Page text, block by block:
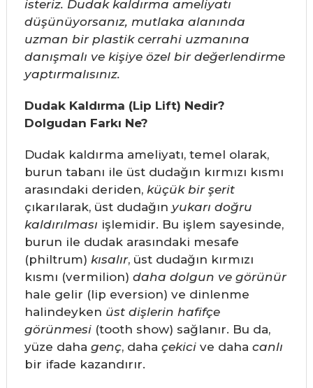
isteriz. Dudak kaldırma ameliyatı
düşünüyorsanız, mutlaka alanında
uzman bir plastik cerrahi uzmanına
danışmalı ve kişiye özel bir değerlendirme
yaptırmalısınız.
Dudak Kaldırma (Lip Lift) Nedir?
Dolgudan Farkı Ne?
Dudak kaldırma ameliyatı, temel olarak,
burun tabanı ile üst dudağın kırmızı kısmı
arasındaki deriden, küçük bir şerit
çıkarılarak, üst dudağın yukarı doğru
kaldırılması işlemidir. Bu işlem sayesinde,
burun ile dudak arasındaki mesafe
(philtrum) kısalır, üst dudağın kırmızı
kısmı (vermilion) daha dolgun ve görünür
hale gelir (lip eversion) ve dinlenme
halindeyken üst dişlerin hafifçe
görünmesi(tooth show) sağlanır. Bu da,
yüze daha genç, daha çekicive daha canlı
bir ifade kazandırır.